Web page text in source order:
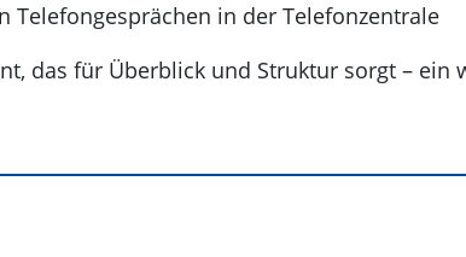
Telefongesprächen in der Telefonzentrale
das für Überblick und Struktur sorgt – ein